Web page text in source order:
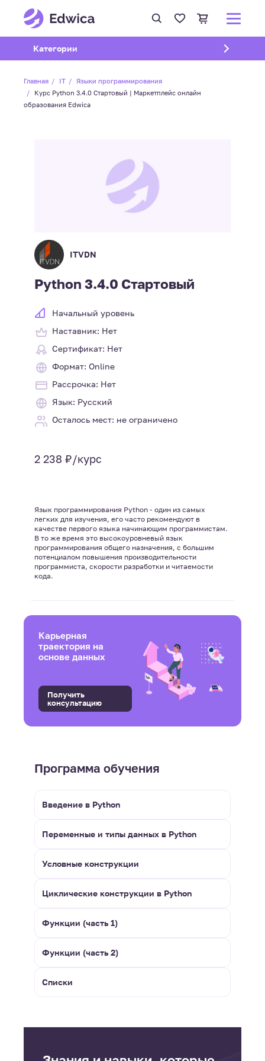
Открыть подменю
Категории
Главная IT
Языки программирования
Курс Python 3.4.0 Стартовый | Маркетплейс онлайн
образования Edwica
ITVDN
Python 3.4.0 Стартовый
Начальный уровень
Наставник: Нет
Сертификат: Нет
Формат: Online
Рассрочка: Нет
Язык: Русский
Осталось мест: не ограничено
2 238 ₽/курс
Язык программирования Python - один из самых
легких для изучения, его часто рекомендуют в
качестве первого языка начинающим программистам.
В то же время это высокоуровневый язык
программирования общего назначения, с большим
потенциалом повышения производительности
программиста, скорости разработки и читаемости
кода.
Карьерная
траектория на
основе данных
Получить
консультацию
Программа обучения
Введение в Python
Переменные и типы данных в Python
Условные конструкции
Циклические конструкции в Python
Функции (часть 1)
Функции (часть 2)
Списки